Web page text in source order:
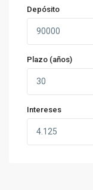
Depósito
Plazo (años)
Intereses